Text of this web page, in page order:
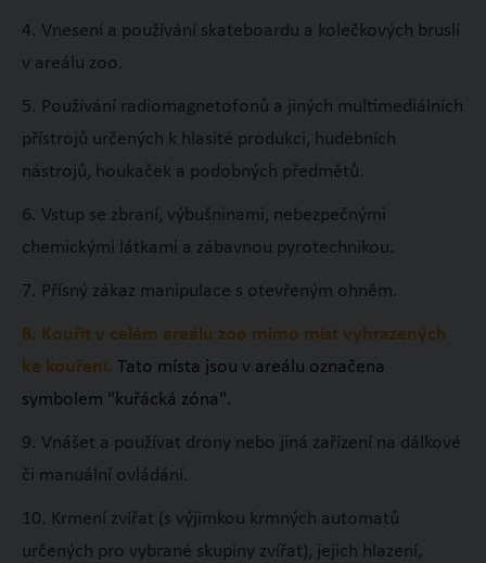
4. Vnesení a používání skateboardu a kolečkových bruslí
v areálu zoo.
5. Používání radiomagnetofonů a jiných multimediálních
přístrojů určených k hlasité produkci, hudebních
nástrojů, houkaček a podobných předmětů.
6. Vstup se zbraní, výbušninami, nebezpečnými
chemickými látkami a zábavnou pyrotechnikou.
7. Přísný zákaz manipulace s otevřeným ohněm.
8. Kouřit v celém areálu zoo mimo míst vyhrazených
ke kouření. Tato místa jsou v areálu označena
symbolem "kuřácká zóna".
9. Vnášet a používat drony nebo jiná zařízení na dálkové
či manuální ovládání.
10. Krmení zvířat (s výjimkou krmných automatů
určených pro vybrané skupiny zvířat), jejich hlazení,